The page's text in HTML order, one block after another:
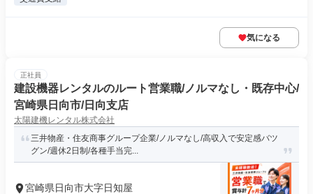
気になる
正社員
建設機器レンタルのルート営業職/ノルマなし・既存中心/
宮崎県日向市/日向支店
太陽建機レンタル株式会社
三井物産・住友商事グループ企業/ノルマなし/高収入で安定感バツ
グン/週休2日制/各種手当完...
宮崎県日向市大字日知屋